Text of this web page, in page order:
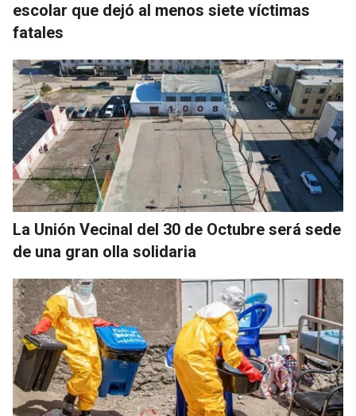
escolar que dejó al menos siete víctimas
fatales
La Unión Vecinal del 30 de Octubre será sede
de una gran olla solidaria